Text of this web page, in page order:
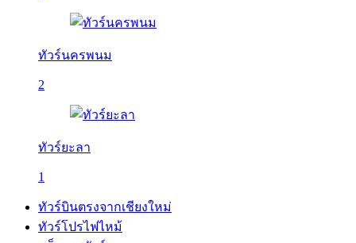
ทัวร์นครพนม
2
ทัวร์ยะลา
1
ทัวร์บินตรงจากเชียงใหม่
ทัวร์โปรไฟไหม้